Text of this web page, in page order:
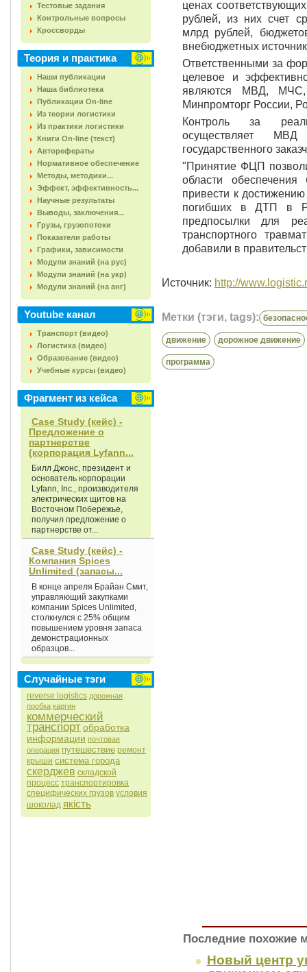
Тестовые задания
Контрольные вопросы
Кроссворды
Теория и практика
Наши публикации
Наша библиотека
Публикации On-line
Из теории логистики
Из практики логистики
Книги On-line (текст)
Авторефераты
Нормативное обеспечение
Методы, методики...
Эффект, эффективность...
Научные результаты
Выводы, заключения...
Грузы, грузопотоки
Показатели работы
Графики, зависимости
Модули знаний (на рус)
Модули знаний (на укр)
Модули знаний (на анг)
Youtube канал
Транспорт (видео)
Логистика (видео)
Образование (видео)
Учебные курсы (видео)
Фрагмент из кейса
Case Study (кейс) -
Предложение о
партнерстве
(корпорация Lyfann...
Билл Джонс, президент и
основатель корпорации
Lyfann, Inc., производителя
электрических щитов на
Восточном Побережье,
получил предложение о
партнерстве от...
Case Study (кейс) -
Компания Spices
Unlimited (запасы...
В конце апреля Брайан Смит,
управляющий закупками
компании Spices Unlimited,
столкнулся с 25% общим
повышением уровня запаса
демонстрационных
образцов...
Случайные тэги
reverse logistics дорожная
пробка каргин
коммерческий
транспортобработка
информации почтовая
операция путешествие ремонт
крыши система города
скерджев складской
процесс транспортировка
специфических грузов условия
шоколад якість
ценах
рублей, из них счет
млрд рублей,
внебюджетных
Ответственными за
целевое и
являются МВД, МЧС,
Минпромторг России,
Контроль за
осуществляет
государственного
"Принятие ФЦП
области
привести к
погибших в ДТП в
предпосылки для
транспортного
добавили в
Источник: http://
Метки (тэги, tags):
движение дорожное движение
программа
Последние похожие
Новый центр